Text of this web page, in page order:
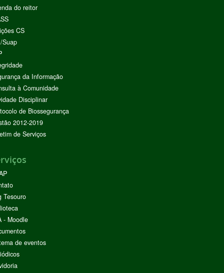
do reitor
CS
Suap
da Informação
à Comunidade
Disciplinar
de Biossegurança
2012-2019
de Serviços
Tesouro
- Moodle
de eventos